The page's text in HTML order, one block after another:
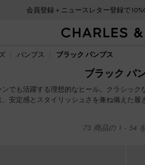
会員登録＋ニュースレター登録で
会員登録＋ニュースレター登録で
パンプス ブラック パンプス
ブラック パ
でも活躍する理想的なヒール。クラシッ
安定感とスタイリッシュさを兼ね備えた
73 商品の 1 - 54